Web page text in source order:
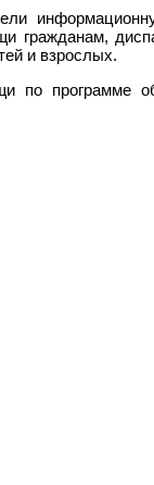
гражданам,
и взрослых.
по программе